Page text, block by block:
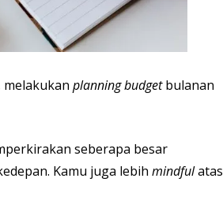
planning budgetbulanan
seberapa besar
Kamu juga lebih mindfulatas